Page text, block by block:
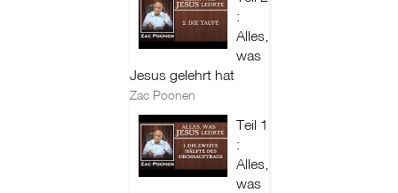
:
Alles,
was
Jesus gelehrt hat
Zac Poonen
Teil 1
:
Alles,
was